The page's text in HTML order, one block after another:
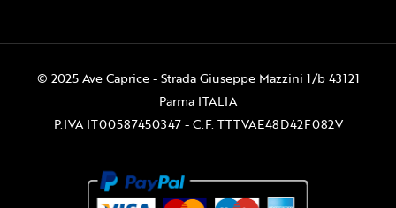
© 2025 Ave Caprice - Strada Giuseppe Mazzini 1/b 43121
Parma ITALIA
P.IVA IT00587450347 - C.F. TTTVAE48D42F082V